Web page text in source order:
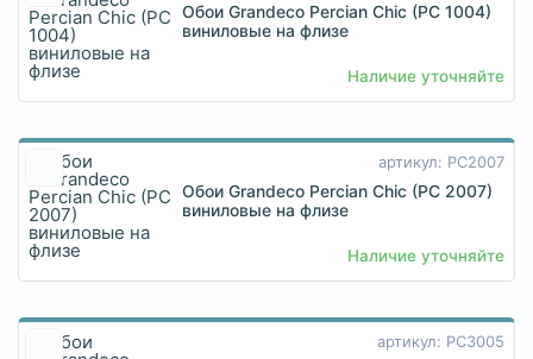
Обои Grandeco Percian Chic (PC 1004)
виниловые на флизе
Наличие уточняйте
артикул: PC2007
Обои Grandeco Percian Chic (PC 2007)
виниловые на флизе
Наличие уточняйте
артикул: PC3005